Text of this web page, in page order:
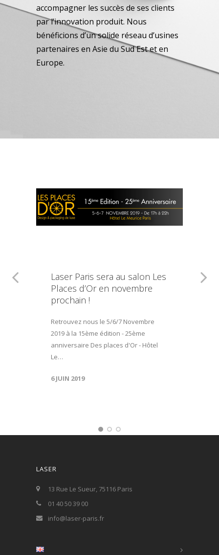
accompagner les succès de ses clients
par l’innovation produit. Nous
bénéficions d’un solide réseau d’usines
partenaires en Asie du Sud Est et en
Europe.
Laser Paris sera au salon Les
Places d’Or en novembre
prochain !
Retrouvez nous le 5/6/7 Novembre
2019 à la 15ème édition - 25ème
anniversaire Des places d'Or - Hôtel
Le…
6 JUIN 2019
LASER
13 Rue Le Sueur, 75116 Paris
01 40 50 39 00
info@laser-paris.fr